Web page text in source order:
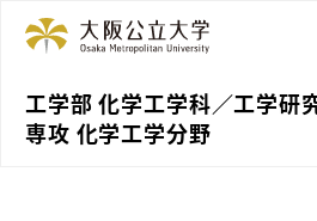
工学部 化学工学科／⼯学研
専攻 化学⼯学分野